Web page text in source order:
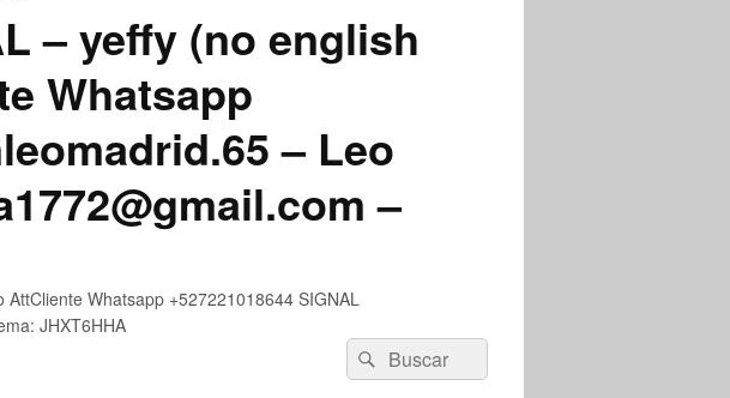
– yeffy (no english
Whatsapp
– Leo
–
Whatsapp +527221018644 SIGNAL
JHXT6HHA
Buscar
por:
Buscar